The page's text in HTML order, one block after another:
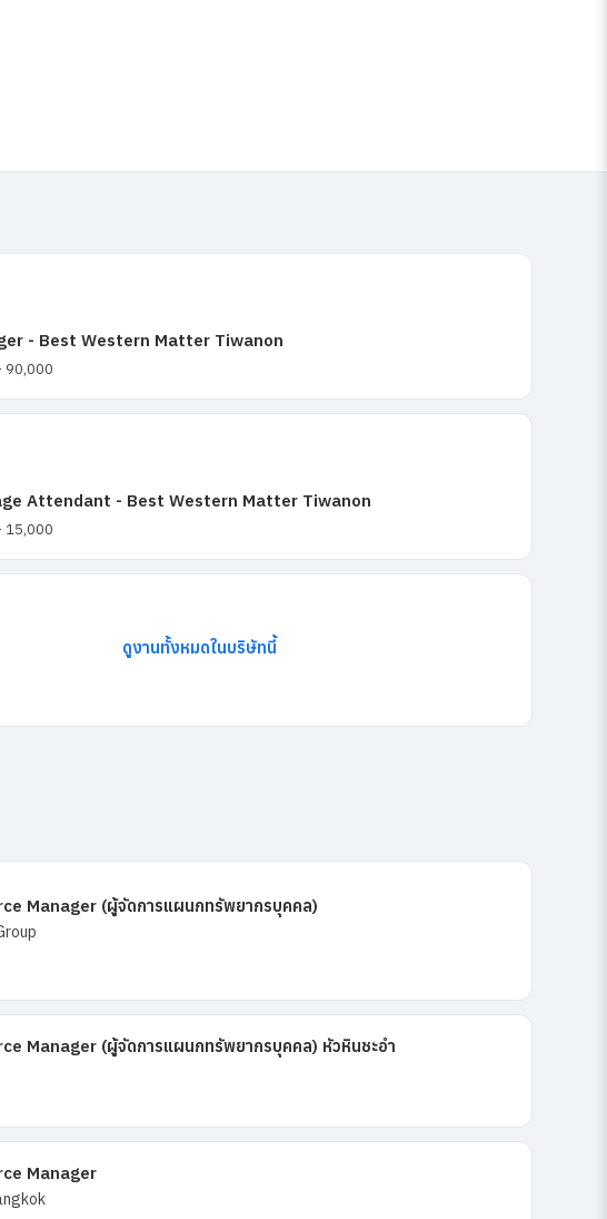
- Best Western Matter Tiwanon
90,000
Attendant - Best Western Matter Tiwanon
15,000
ดูงานทั้งหมดในบริษัทนี้
Manager (ผู้จัดการแผนกทรัพยากรบุคคล)
Manager (ผู้จัดการแผนกทรัพยากรบุคคล) หัวหินชะอำ
Manager